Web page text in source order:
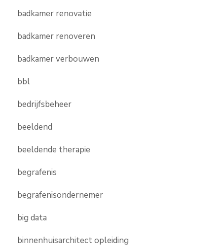
badkamer renovatie
badkamer renoveren
badkamer verbouwen
bbl
bedrijfsbeheer
beeldend
beeldende therapie
begrafenis
begrafenisondernemer
big data
binnenhuisarchitect opleiding